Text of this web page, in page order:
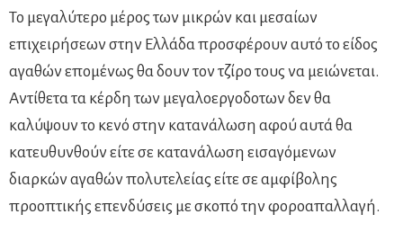
Το μεγαλύτερο μέρος των μικρών και μεσαίων
επιχειρήσεων στην Ελλάδα προσφέρουν αυτό το είδος
αγαθών επομένως θα δουν τον τζίρο τους να μειώνεται.
Αντίθετα τα κέρδη των μεγαλοεργοδοτων δεν θα
καλύψουν το κενό στην κατανάλωση αφού αυτά θα
κατευθυνθούν είτε σε κατανάλωση εισαγόμενων
διαρκών αγαθών πολυτελείας είτε σε αμφίβολης
προοπτικής επενδύσεις με σκοπό την φοροαπαλλαγή.